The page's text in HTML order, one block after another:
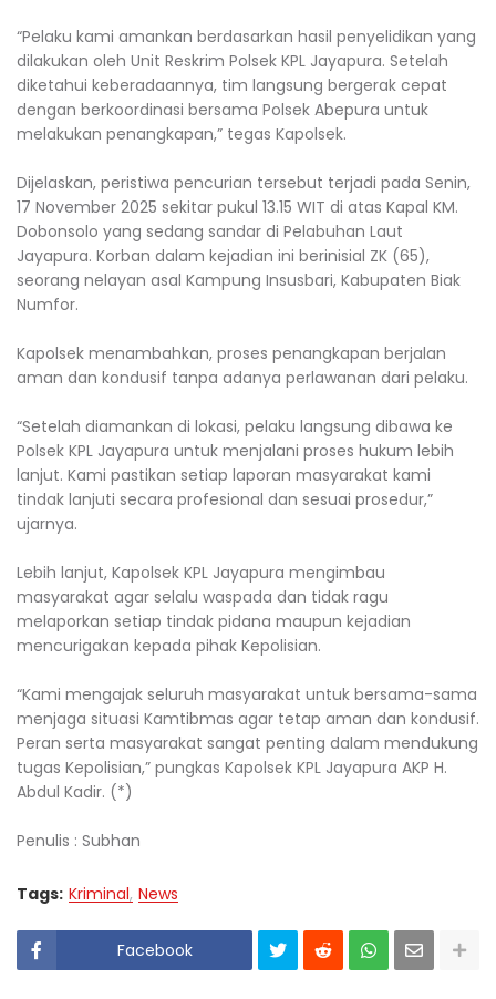
‎“Pelaku kami amankan berdasarkan hasil penyelidikan yang
dilakukan oleh Unit Reskrim Polsek KPL Jayapura. Setelah
diketahui keberadaannya, tim langsung bergerak cepat
dengan berkoordinasi bersama Polsek Abepura untuk
melakukan penangkapan,” tegas Kapolsek.
‎Dijelaskan, peristiwa pencurian tersebut terjadi pada Senin,
17 November 2025 sekitar pukul 13.15 WIT di atas Kapal KM.
Dobonsolo yang sedang sandar di Pelabuhan Laut
Jayapura. Korban dalam kejadian ini berinisial ZK (65),
seorang nelayan asal Kampung Insusbari, Kabupaten Biak
Numfor.
‎Kapolsek menambahkan, proses penangkapan berjalan
aman dan kondusif tanpa adanya perlawanan dari pelaku.
‎“Setelah diamankan di lokasi, pelaku langsung dibawa ke
Polsek KPL Jayapura untuk menjalani proses hukum lebih
lanjut. Kami pastikan setiap laporan masyarakat kami
tindak lanjuti secara profesional dan sesuai prosedur,”
ujarnya.
‎Lebih lanjut, Kapolsek KPL Jayapura mengimbau
masyarakat agar selalu waspada dan tidak ragu
melaporkan setiap tindak pidana maupun kejadian
mencurigakan kepada pihak Kepolisian.
‎“Kami mengajak seluruh masyarakat untuk bersama-sama
menjaga situasi Kamtibmas agar tetap aman dan kondusif.
Peran serta masyarakat sangat penting dalam mendukung
tugas Kepolisian,” pungkas Kapolsek KPL Jayapura AKP H.
Abdul Kadir. (*)
‎Penulis : Subhan
Tags: Kriminal News
Facebook